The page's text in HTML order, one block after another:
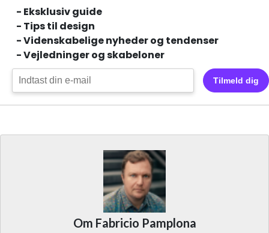
- Eksklusiv guide
- Tips til design
- Videnskabelige nyheder og tendenser
- Vejledninger og skabeloner
Tilmeld dig
Om Fabricio Pamplona